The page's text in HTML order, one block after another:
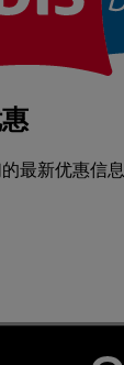
最新优惠信息